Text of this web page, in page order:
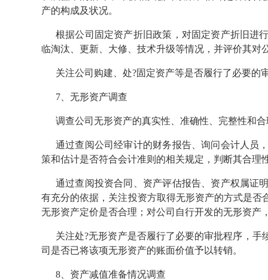
产的构成及状况。
根据公司固定资产折旧政策，对固定资产折旧进
临淘汰、更新、大修、技术升级等情况，并评价其对
关注公司购建、处?固定资产等是否履行了必要的
7、无形资产调查
调查公司无形资产的真实性、准确性、完整性和
通过查阅公司经审计的财务报告、询问会计人员
策和估计是否符合会计准则的相关规定，判断其合理
通过查阅投资合同、资产评估报告、资产权属证
有充分的依据，关注投资方取得无形资产的方式是
无形资产定价是否合理；对公司自行开发的无形资
关注处?无形资产是否履行了必要的审批程序，
司是否已将该项无形资产的账面价值予以转销。
8、资产减值准备情况调查